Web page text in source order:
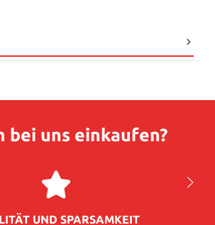
bei uns einkaufen?
UND SPARSAMKEIT